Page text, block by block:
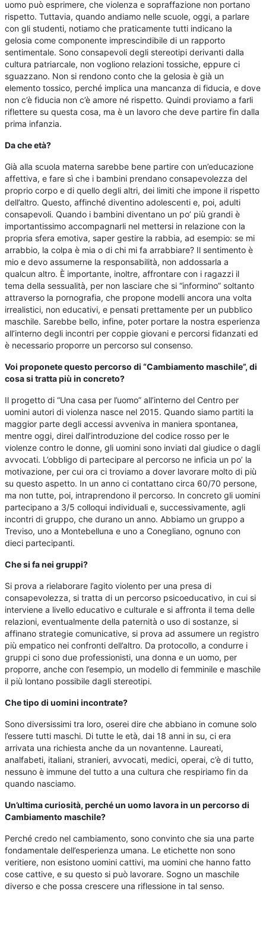
uomo può esprimere, che violenza e sopraffazione non portano
rispetto. Tuttavia, quando andiamo nelle scuole, oggi, a parlare
con gli studenti, notiamo che praticamente tutti indicano la
gelosia come componente imprescindibile di un rapporto
sentimentale. Sono consapevoli degli stereotipi derivanti dalla
cultura patriarcale, non vogliono relazioni tossiche, eppure ci
sguazzano. Non si rendono conto che la gelosia è già un
elemento tossico, perché implica una mancanza di fiducia, e dove
non c’è fiducia non c’è amore né rispetto. Quindi proviamo a farli
riflettere su questa cosa, ma è un lavoro che deve partire fin dalla
prima infanzia.
Da che età?
Già alla scuola materna sarebbe bene partire con un’educazione
affettiva, e fare sì che i bambini prendano consapevolezza del
proprio corpo e di quello degli altri, dei limiti che impone il rispetto
dell’altro. Questo, affinché diventino adolescenti e, poi, adulti
consapevoli. Quando i bambini diventano un po’ più grandi è
importantissimo accompagnarli nel mettersi in relazione con la
propria sfera emotiva, saper gestire la rabbia, ad esempio: se mi
arrabbio, la colpa è mia o di chi mi fa arrabbiare? Il sentimento è
mio e devo assumerne la responsabilità, non addossarla a
qualcun altro. È importante, inoltre, affrontare con i ragazzi il
tema della sessualità, per non lasciare che si “informino” soltanto
attraverso la pornografia, che propone modelli ancora una volta
irrealistici, non educativi, e pensati prettamente per un pubblico
maschile. Sarebbe bello, infine, poter portare la nostra esperienza
all’interno degli incontri per coppie giovani e percorsi fidanzati ed
è necessario proporre un percorso sul consenso.
Voi proponete questo percorso di “Cambiamento maschile”, di
cosa si tratta più in concreto?
Il progetto di “Una casa per l’uomo” all’interno del Centro per
uomini autori di violenza nasce nel 2015. Quando siamo partiti la
maggior parte degli accessi avveniva in maniera spontanea,
mentre oggi, direi dall’introduzione del codice rosso per le
violenze contro le donne, gli uomini sono inviati dal giudice o dagli
avvocati. L’obbligo di partecipare al percorso ne inficia un po’ la
motivazione, per cui ora ci troviamo a dover lavorare molto di più
su questo aspetto. In un anno ci contattano circa 60/70 persone,
ma non tutte, poi, intraprendono il percorso. In concreto gli uomini
partecipano a 3/5 colloqui individuali e, successivamente, agli
incontri di gruppo, che durano un anno. Abbiamo un gruppo a
Treviso, uno a Montebelluna e uno a Conegliano, ognuno con
dieci partecipanti.
Che si fa nei gruppi?
Si prova a rielaborare l’agito violento per una presa di
consapevolezza, si tratta di un percorso psicoeducativo, in cui si
interviene a livello educativo e culturale e si affronta il tema delle
relazioni, eventualmente della paternità o uso di sostanze, si
affinano strategie comunicative, si prova ad assumere un registro
più empatico nei confronti dell’altro. Da protocollo, a condurre i
gruppi ci sono due professionisti, una donna e un uomo, per
proporre, anche con l’esempio, un modello di femminile e maschile
il più lontano possibile dagli stereotipi.
Che tipo di uomini incontrate?
Sono diversissimi tra loro, oserei dire che abbiano in comune solo
l’essere tutti maschi. Di tutte le età, dai 18 anni in su, ci era
arrivata una richiesta anche da un novantenne. Laureati,
analfabeti, italiani, stranieri, avvocati, medici, operai, c’è di tutto,
nessuno è immune del tutto a una cultura che respiriamo fin da
quando nasciamo.
Un’ultima curiosità, perché un uomo lavora in un percorso di
Cambiamento maschile?
Perché credo nel cambiamento, sono convinto che sia una parte
fondamentale dell’esperienza umana. Le etichette non sono
veritiere, non esistono uomini cattivi, ma uomini che hanno fatto
cose cattive, e su questo si può lavorare. Sogno un maschile
diverso e che possa crescere una riflessione in tal senso.